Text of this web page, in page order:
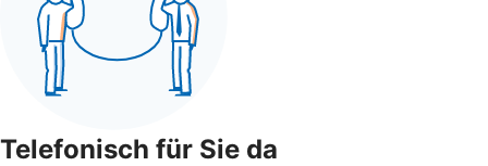
Telefonisch für Sie da